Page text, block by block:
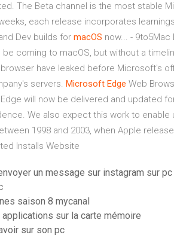
The Beta channel is the most stable
each release incorporates
Dev builds for macOS now... -
coming to macOS, but without a
have leaked before Microsoft's
servers. Microsoft Edge Web
will now be delivered and updated
We also expect this work to enable
1998 and 2003, when Apple
Installs Website
un message sur instagram sur pc
saison 8 mycanal
sur la carte mémoire
sur son pc